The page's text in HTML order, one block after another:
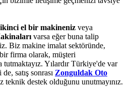
ikinci el bir makineniz veya
varsa eğer buna talip
Biz makine imalat sektöründe,
firma olarak, müşteri
Yılardır Türkiye'de var
satış sonrası Zonguldak Oto
teknik destek olduğunu unutmayınız.